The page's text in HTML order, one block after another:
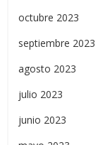
octubre 2023
septiembre 2023
agosto 2023
julio 2023
junio 2023